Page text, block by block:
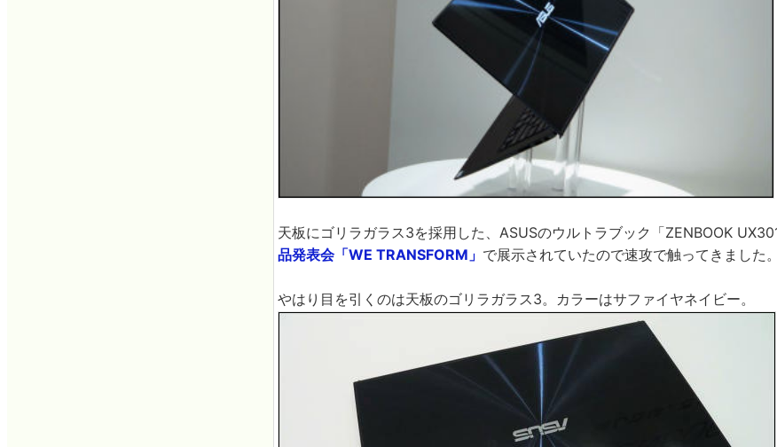
天板にゴリラガラス3を採用した、ASUSのウルトラブック「ZENBOOK
品発表会「WE TRANSFORM」 で展示されていたので速攻で触ってきました。
やはり目を引くのは天板のゴリラガラス3。カラーはサファイヤネイビー。